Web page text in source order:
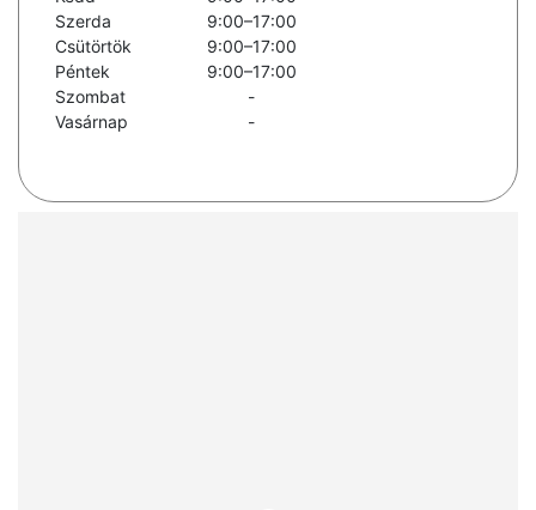
Szerda
9:00–17:00
Csütörtök
9:00–17:00
Péntek
9:00–17:00
Szombat
-
Vasárnap
-